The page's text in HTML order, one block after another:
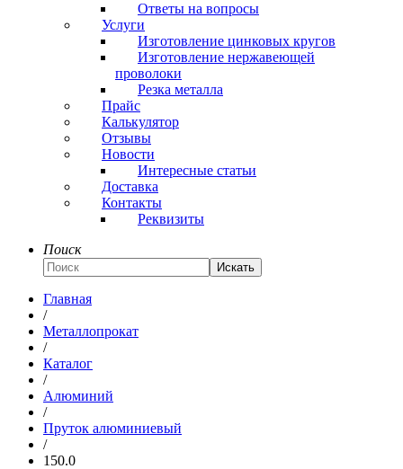
Ответы на вопросы
Услуги
Изготовление цинковых кругов
Изготовление нержавеющей
проволоки
Резка металла
Прайс
Калькулятор
Отзывы
Новости
Интересные статьи
Доставка
Контакты
Реквизиты
Поиск
Искать
Главная
/
Металлопрокат
/
Каталог
/
Алюминий
/
Пруток алюминиевый
/
150.0